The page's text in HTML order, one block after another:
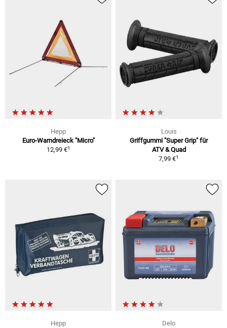
Hepp
Euro-Warndreieck "Micro"
12,99 €1
Louis
Griffgummi "Super Grip" für
ATV & Quad
7,99 €1
Hepp
Delo